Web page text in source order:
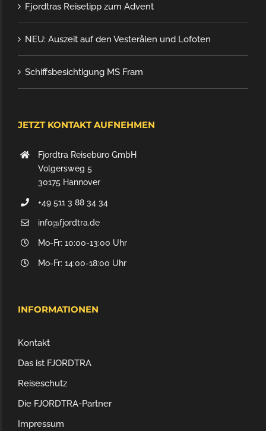
Fjordtras Reisetipp zum Advent
NEU: Auszeit auf den Vesterålen und Lofoten
Schiffsbesichtigung MS Fram
JETZT KONTAKT AUFNEHMEN
Fjordtra Reisebüro GmbH
Volgersweg 5
30175 Hannover
+49 511 3 88 34 34
info@fjordtra.de
Mo-Fr: 10:00-13:00 Uhr
Mo-Fr: 14:00-18:00 Uhr
INFORMATIONEN
Kontakt
Das ist FJORDTRA
Reiseschutz
Die FJORDTRA-Partner
Impressum